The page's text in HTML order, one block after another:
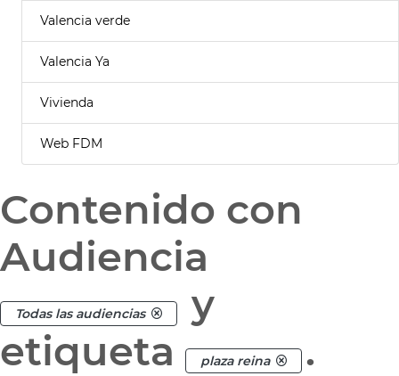
Valencia verde
Valencia Ya
Vivienda
Web FDM
Contenido con
Audiencia
Todas las audiencias
y
etiqueta
plaza reina .